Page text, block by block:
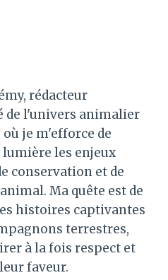
rédacteur
de l'univers animalier
où je m'efforce de
les enjeux
conservation et de
Ma quête est de
histoires captivantes
terrestres,
à la fois respect et
faveur.